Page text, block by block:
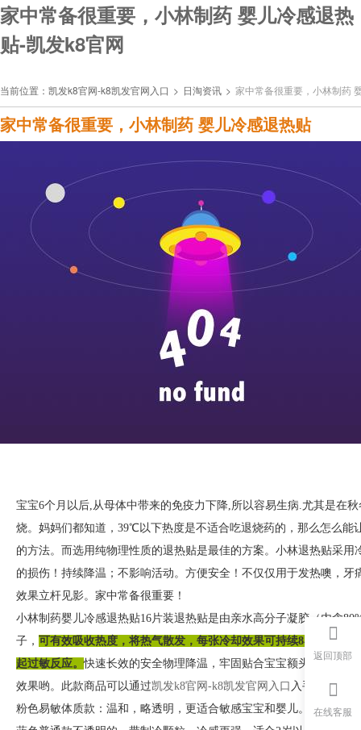
家中常备很重要，小林制药 婴儿冷感退热
贴-凯发k8官网
当前位置： 凯发k8官网-k8凯发官网入口 > 日淘资讯 > 家中常备很重要，小林制药
家中常备很重要，小林制药 婴儿冷感退热贴
宝宝6个月以后,从母体中带来的免疫力下降,所以容易生病.尤其是在
烧。妈妈们都知道，39℃以下热度是不适合吃退烧药的，那么怎么
的方法。而选用纯物理性质的退热贴是最佳的方案。小林退热贴采
的损伤！持续降温；不影响活动。方便安全！不仅仅用于发热噢，
效果立杆见影。家中常备很重要！
小林制药婴儿冷感退热贴16片装退热贴是由亲水高分子凝胶（内含
子， 可有效吸收热度，将热气散发，每张冷却效果可持续8小时，令
起过敏反应。快速长效的安全物理降温，牢固贴合宝宝额头，温和
效果哟。此款商品可以通过凯发k8官网-k8凯发官网入口 入手，或者
粉色易敏体质款：温和，略透明，更适合敏感宝宝和婴儿。
返回顶部
在线客服